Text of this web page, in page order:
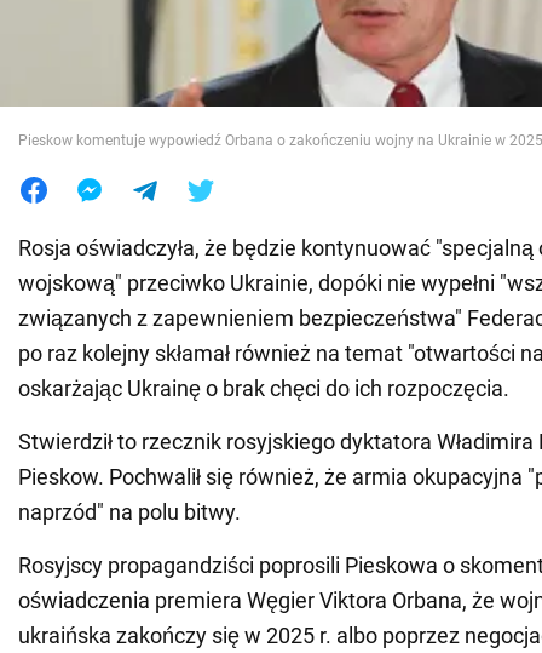
Jedzenie
Pieskow komentuje wypowiedź Orbana o zakończeniu wojny na Ukrainie w 2025
Rosja oświadczyła, że będzie kontynuować "specjalną
wojskową" przeciwko Ukrainie, dopóki nie wypełni
związanych z zapewnieniem bezpieczeństwa"
po raz kolejny skłamał również na temat "otwartości
oskarżając Ukrainę o brak chęci do ich rozpoczęcia.
Stwierdził to rzecznik rosyjskiego dyktatora
Pieskow. Pochwalił się również, że armia okupacyjna
naprzód" na polu bitwy.
Rosyjscy propagandziści poprosili Pieskowa o
oświadczenia premiera Węgier Viktora Orbana, że
ukraińska zakończy się w 2025 r. albo poprzez